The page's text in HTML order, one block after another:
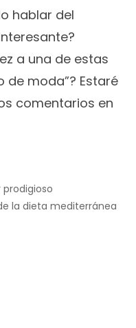
hablar del
a una de estas
de moda”? Estaré
comentarios en
la dieta mediterránea